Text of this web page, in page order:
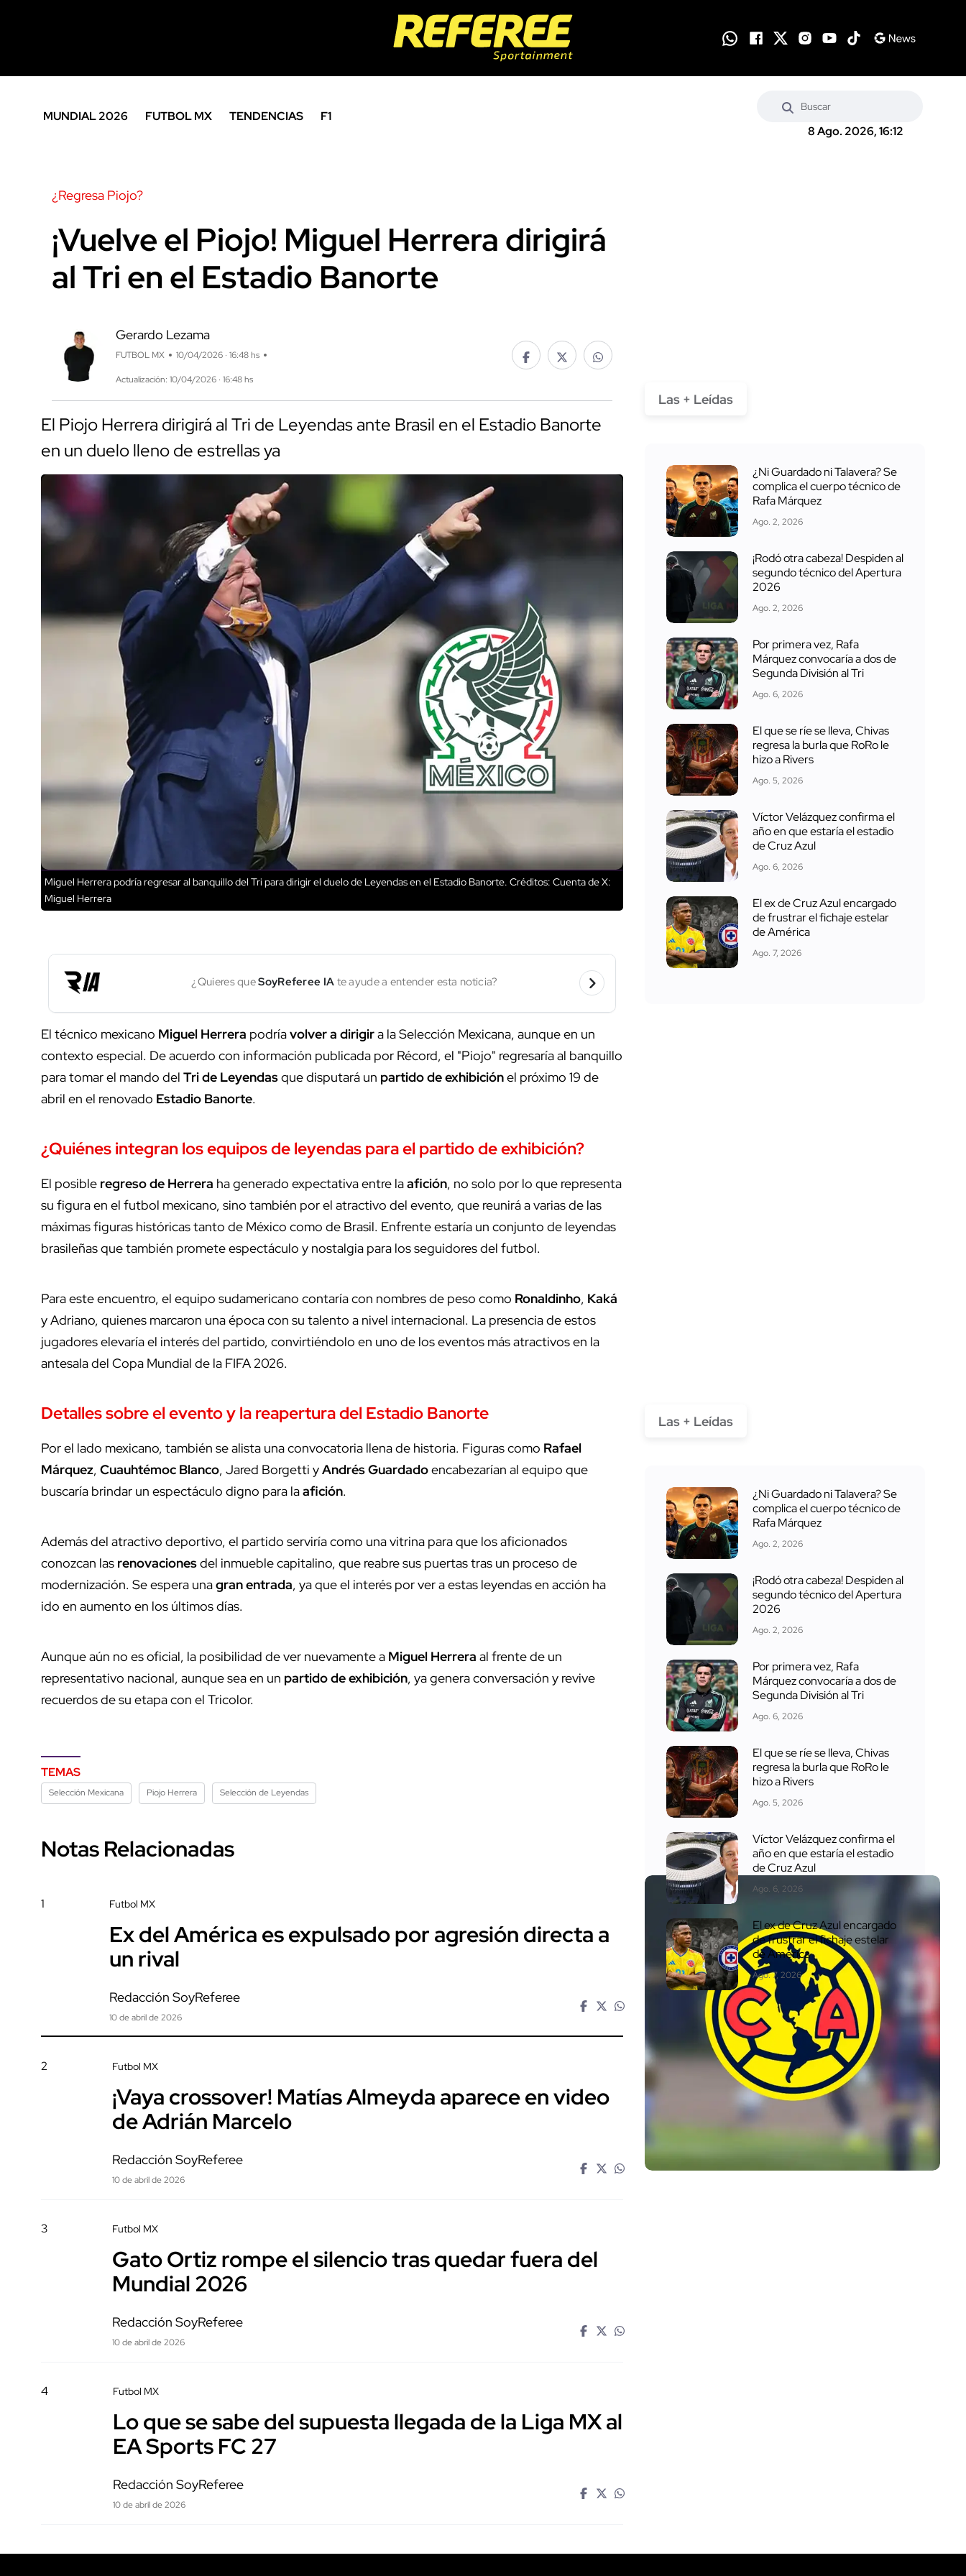
MUNDIAL 2026 FUTBOL MX TENDENCIAS
F1
8 Ago. 2026, 16:12
¿Regresa Piojo?
¡Vuelve el Piojo! Miguel Herrera dirigirá
al Tri en el Estadio Banorte
Gerardo Lezama
FUTBOL MX 10/04/2026 · 16:48 hs
Actualización: 10/04/2026 · 16:48 hs
El Piojo Herrera dirigirá al Tri de Leyendas ante Brasil en el Estadio Banorte
en un duelo lleno de estrellas ya
Miguel Herrera podría regresar al banquillo del Tri para dirigir el duelo de Leyendas en el Estadio Banorte. Créditos: Cuenta de X:
Miguel Herrera
¿Quieres queSoyReferee IA te ayude a entender esta noticia?
El técnico mexicano Miguel Herrera podríavolver a dirigira la Selección Mexicana, aunque en un
contexto especial. De acuerdo con información publicada por Récord, el "Piojo" regresaría al banquillo
para tomar el mando del Tri de Leyendasque disputará un partido de exhibiciónel próximo 19 de
abril en el renovado Estadio Banorte.
¿Quiénes integran los equipos de leyendas para el partido de exhibición?
El posible regreso de Herrera ha generado expectativa entre laafición, no solo por lo que representa
su figura en el futbol mexicano, sino también por el atractivo del evento, que reunirá a varias de las
máximas figuras históricas tanto de México como de Brasil. Enfrente estaría un conjunto de leyendas
brasileñas que también promete espectáculo y nostalgia para los seguidores del futbol.
Para este encuentro, el equipo sudamericano contaría con nombres de peso como Ronaldinho, Kaká
y Adriano, quienes marcaron una época con su talento a nivel internacional. La presencia de estos
jugadores elevaría el interés del partido, convirtiéndolo en uno de los eventos más atractivos en la
antesala del Copa Mundial de la FIFA 2026.
Detalles sobre el evento y la reapertura del Estadio Banorte
Por el lado mexicano, también se alista una convocatoria llena de historia. Figuras como Rafael
Márquez, Cuauhtémoc Blanco, Jared Borgetti yAndrés Guardadoencabezarían al equipo que
buscaría brindar un espectáculo digno para laafición.
Además del atractivo deportivo, el partido serviría como una vitrina para que los aficionados
conozcan las renovacionesdel inmueble capitalino, que reabre sus puertas tras un proceso de
modernización. Se espera unagran entrada, ya que el interés por ver a estas leyendas en acción ha
ido en aumento en los últimos días.
Aunque aún no es oficial, la posibilidad de ver nuevamente a Miguel Herrera al frente de un
representativo nacional, aunque sea en un partido de exhibición, ya genera conversación y revive
recuerdos de su etapa con el Tricolor.
TEMAS
Selección Mexicana Piojo Herrera Selección de Leyendas
Notas Relacionadas
1 Futbol MX
Ex del América es expulsado por agresión directa a
un rival
Redacción SoyReferee
10 de abril de 2026
2 Futbol MX
¡Vaya crossover! Matías Almeyda aparece en video
de Adrián Marcelo
Redacción SoyReferee
10 de abril de 2026
3 Futbol MX
Gato Ortiz rompe el silencio tras quedar fuera del
Mundial 2026
Redacción SoyReferee
10 de abril de 2026
4 Futbol MX
Lo que se sabe del supuesta llegada de la Liga MX al
EA Sports FC 27
Redacción SoyReferee
10 de abril de 2026
Las + Leídas
¿Ni Guardado ni Talavera? Se
complica el cuerpo técnico de
Rafa Márquez
Ago. 2, 2026
¡Rodó otra cabeza! Despiden al
segundo técnico del Apertura
2026
Ago. 2, 2026
Por primera vez, Rafa
Márquez convocaría a dos de
Segunda División al Tri
Ago. 6, 2026
El que se ríe se lleva, Chivas
regresa la burla que RoRo le
hizo a Rivers
Ago. 5, 2026
Víctor Velázquez confirma el
año en que estaría el estadio
de Cruz Azul
Ago. 6, 2026
El ex de Cruz Azul encargado
de frustrar el fichaje estelar
de América
Ago. 7, 2026
Las + Leídas
¿Ni Guardado ni Talavera? Se
complica el cuerpo técnico de
Rafa Márquez
Ago. 2, 2026
¡Rodó otra cabeza! Despiden al
segundo técnico del Apertura
2026
Ago. 2, 2026
Por primera vez, Rafa
Márquez convocaría a dos de
Segunda División al Tri
Ago. 6, 2026
El que se ríe se lleva, Chivas
regresa la burla que RoRo le
hizo a Rivers
Ago. 5, 2026
Víctor Velázquez confirma el
año en que estaría el estadio
de Cruz Azul
Ago. 6, 2026
El ex de Cruz Azul encargado
de frustrar el fichaje estelar
de América
Ago. 7, 2026